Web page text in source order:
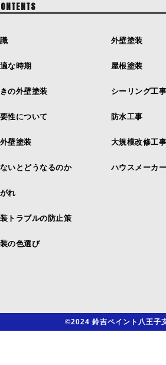
な時期
の外壁塗装
性について
壁塗装
いとどうなるのか
れ
トラブルの防止策
の色選び
外壁塗装
屋根塗装
シーリング工事
防水工事
大規模改修工事
ハウスメーカー
©2024 鈴吉ペイント八王